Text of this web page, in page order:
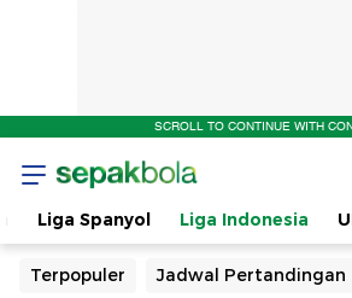
SCROLL TO CONTINUE WITH
Liga Spanyol Liga Indonesia
Terpopuler Jadwal Pertandingan